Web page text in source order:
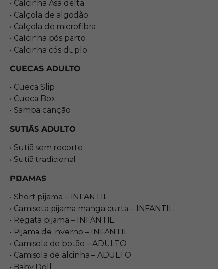
• Calcinha Asa delta
• Calçola de algodão
• Calçola de microfibra
• Calcinha pós parto
• Calcinha cós duplo
CUECAS ADULTO
• Cueca Slip
• Cueca Box
• Samba canção
SUTIÃS ADULTO
• Sutiã sem recorte
• Sutiã tradicional
PIJAMAS
• Short pijama – INFANTIL
• Camiseta pijama manga curta – INFANTIL
• Regata pijama – INFANTIL
• Pijama de inverno – INFANTIL
• Camisola de botão – ADULTO
• Camisola de alcinha – ADULTO
• Baby Doll